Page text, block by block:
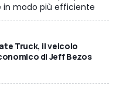
in modo più efficiente
Truck, il veicolo
di Jeff Bezos